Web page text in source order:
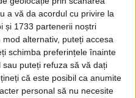
a vă da acordul cu privire la
și 1733 partenerii noștri
alternativ, puteți accesa
schimba preferințele înainte
puteți refuza să vă dați
că este posibil ca anumite
personal să nu necesite
întinse pe parcursul a
teritoriile sale peste Marea
Africii și Vestul Asiei,...